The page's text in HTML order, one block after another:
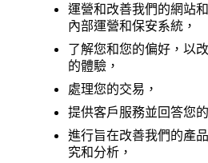
運營和改善我們的網站
內部運營和保安系統，
了解您和您的偏好，以
的體驗，
處理您的交易，
提供客戶服務並回答您
進行旨在改善我們的產
究和分析，